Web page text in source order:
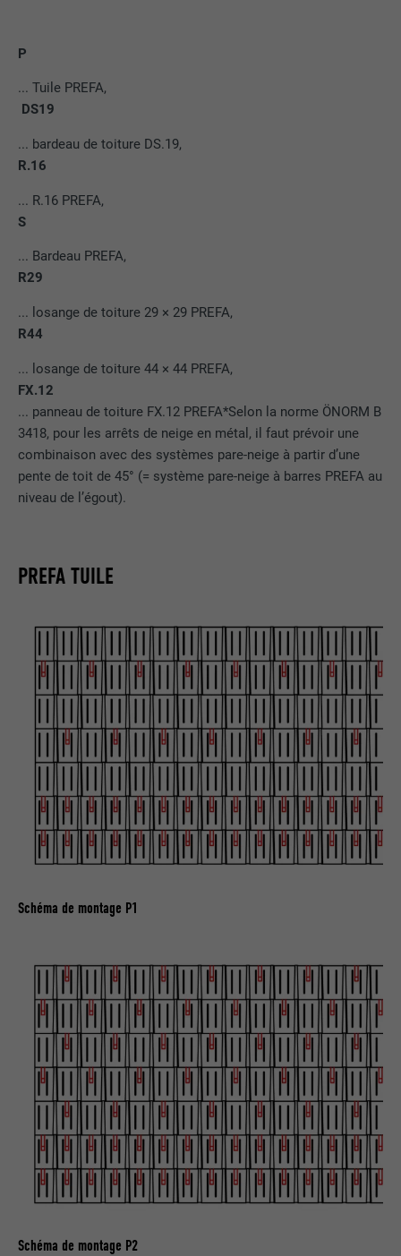
P
... Tuile PREFA,
DS19
... bardeau de toiture DS.19,
R.16
... R.16 PREFA,
S
... Bardeau PREFA,
R29
... losange de toiture 29 × 29 PREFA,
R44
... losange de toiture 44 × 44 PREFA,
FX.12
... panneau de toiture FX.12 PREFA*Selon la norme ÖNORM B
3418, pour les arrêts de neige en métal, il faut prévoir une
combinaison avec des systèmes pare-neige à partir d’une
pente de toit de 45° (= système pare-neige à barres PREFA au
niveau de l’égout).
PREFA TUILE
Schéma de montage P1
Schéma de montage P2